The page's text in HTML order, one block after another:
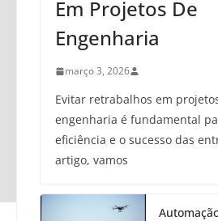
Em Projetos De
Engenharia
março 3, 2026
Evitar retrabalhos em
engenharia é fundamental
eficiência e o sucesso das
artigo, vamos